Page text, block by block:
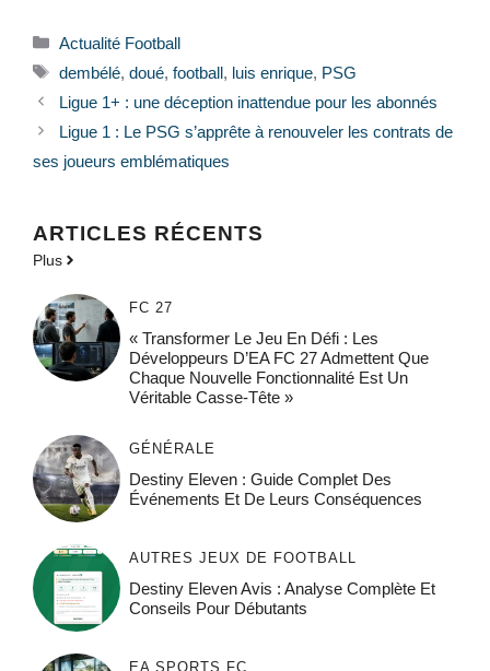
Catégories
Actualité Football
Étiquettes
dembélé, doué, football, luis enrique, PSG
Ligue 1+ : une déception inattendue pour les abonnés
Ligue 1 : Le PSG s’apprête à renouveler les contrats de
ses joueurs emblématiques
ARTICLES RÉCENTS
Plus
FC 27
« Transformer Le Jeu En Défi : Les
Développeurs D’EA FC 27 Admettent Que
Chaque Nouvelle Fonctionnalité Est Un
Véritable Casse-Tête »
GÉNÉRALE
Destiny Eleven : Guide Complet Des
Événements Et De Leurs Conséquences
AUTRES JEUX DE FOOTBALL
Destiny Eleven Avis : Analyse Complète Et
Conseils Pour Débutants
EA SPORTS FC